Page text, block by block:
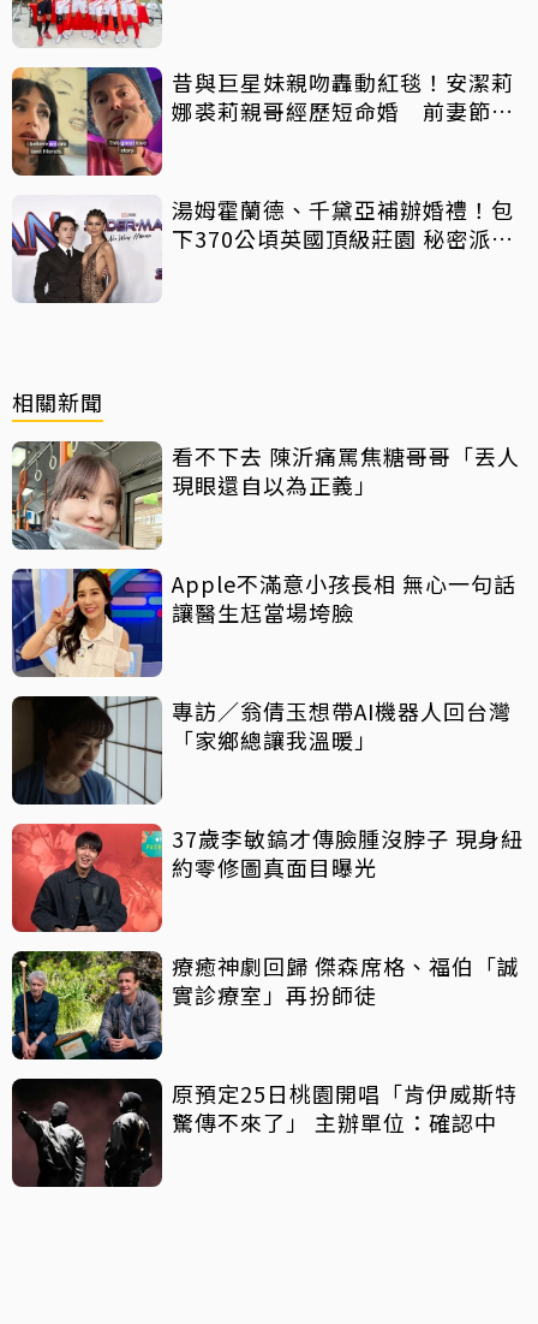
昔與巨星妹親吻轟動紅毯！安潔莉
娜裘莉親哥經歷短命婚 前妻節目
湯姆霍蘭德、千黛亞補辦婚禮！包
下370公頃英國頂級莊園 秘密派對
相關新聞
看不下去 陳沂痛罵焦糖哥哥「丟人
現眼還自以為正義」
Apple不滿意小孩長相 無心一句話
讓醫生尪當場垮臉
專訪／翁倩玉想帶AI機器人回台灣
「家鄉總讓我溫暖」
37歲李敏鎬才傳臉腫沒脖子 現身紐
約零修圖真面目曝光
療癒神劇回歸 傑森席格、福伯「誠
實診療室」再扮師徒
原預定25日桃園開唱「肯伊威斯特
驚傳不來了」 主辦單位：確認中